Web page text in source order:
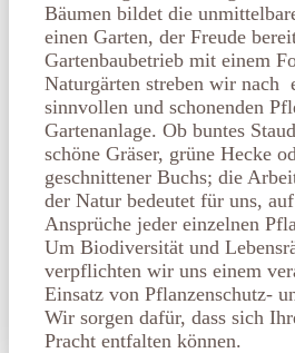
Bäumen bildet die
einen Garten, der Freude
Gartenbaubetrieb mit einem
Naturgärten streben wir nach
sinnvollen und schonenden
Gartenanlage. Ob buntes
schöne Gräser, grüne Hecke
geschnittener Buchs; die
der Natur bedeutet für uns,
Ansprüche jeder einzelnen
Um Biodiversität und
verpflichten wir uns einem
Einsatz von Pflanzenschutz-
Wir sorgen dafür, dass sich
Pracht entfalten können.